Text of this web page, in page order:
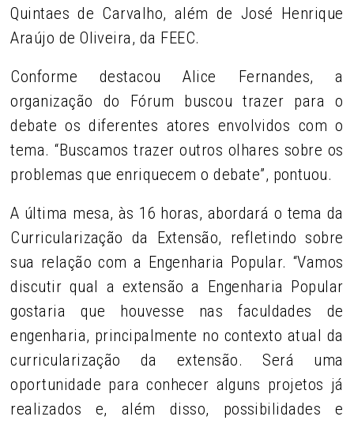
Quintaes de Carvalho, além de José Henrique
Araújo de Oliveira, da FEEC.
Conforme destacou Alice Fernandes, a
organização do Fórum buscou trazer para o
debate os diferentes atores envolvidos com o
tema. “Buscamos trazer outros olhares sobre os
problemas que enriquecem o debate”, pontuou.
A última mesa, às 16 horas, abordará o tema da
Curricularização da Extensão, refletindo sobre
sua relação com a Engenharia Popular. “Vamos
discutir qual a extensão a Engenharia Popular
gostaria que houvesse nas faculdades de
engenharia, principalmente no contexto atual da
curricularização da extensão. Será uma
oportunidade para conhecer alguns projetos já
realizados e, além disso, possibilidades e